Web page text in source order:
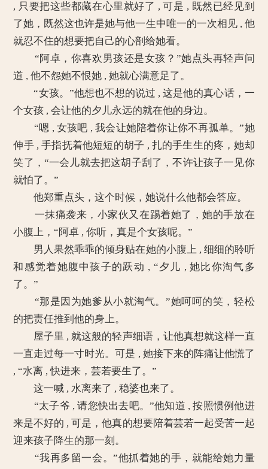
, 只要把这些都藏在心里就好了 , 可是 , 既然已经见到
了她，既然这也许是她与他一生中唯一的一次相见 , 他
就忍不住的想要把自己的心剖给她看。
“阿卓，你喜欢男孩还是女孩？”她点头再轻声问
道 , 他不怨她不恨她 , 她就心满意足了。
“女孩。”他想也不想的说过 , 这是他的真心话，一
个女孩 , 会让他的夕儿永远的就在他的身边。
“嗯 , 女孩吧 , 我会让她陪着你让你不再孤单。”她
伸手 , 手指抚着他短短的胡子 , 扎的手生生的疼，她却
笑了，“一会儿就去把这胡子刮了，不许让孩子一见你
就怕了。”
他郑重点头，这个时候，她说什么他都会答应。
一抹痛袭来，小家伙又在踢着她了，她的手放在
小腹上，“阿卓 , 你听，真是个女孩呢。”
男人果然乖乖的倾身贴在她的小腹上 , 细细的聆听
和感觉着她腹中孩子的跃动 , “夕儿 , 她比你淘气多
了。”
“那是因为她爹从小就淘气。”她呵呵的笑，轻松
的把责任推到他的身上。
屋子里 , 就这般的轻声细语，让他真想就这样一直
一直走过每一寸时光。可是 , 她接下来的阵痛让他慌了
, “水离 , 快进来，芸若要生了。”
这一喊 , 水离来了 , 稳婆也来了。
“太子爷 , 请您快出去吧。”他知道 , 按照惯例他进
来是不好的 , 可是，他真的想要陪着芸若一起受苦一起
迎来孩子降生的那一刻。
“我再多留一会。”他抓着她的手，就能给她力量